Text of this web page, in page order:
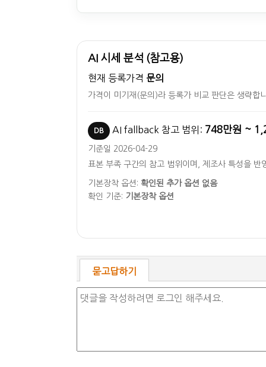
AI 시세 분석 (참고용)
현재 등록가격 문의
가격이 미기재(문의)라 등록가 비교 판단은 생략합
DB AI fallback 참고 범위: 748만원 ~
기준일 2026-04-29
표본 부족 구간의 참고 범위이며, 제조사 특성을 반
기본장착 옵션: 확인된 추가 옵션 없음
확인 기준: 기본장착 옵션
묻고답하기